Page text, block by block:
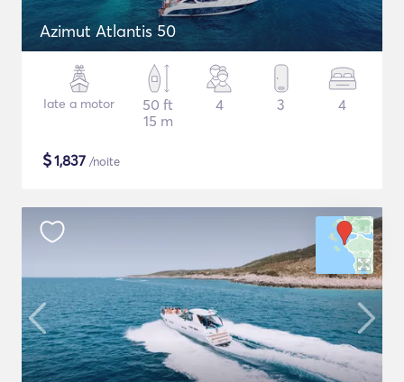
Azimut Atlantis 50
Iate a motor
50 ft
15 m
4 3 4
$1,837 /noite